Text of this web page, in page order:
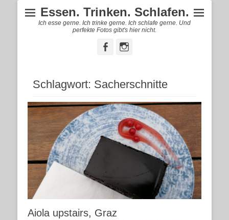
Essen. Trinken. Schlafen.
Ich esse gerne. Ich trinke gerne. Ich schlafe gerne. Und
perfekte Fotos gibt's hier nicht.
FacebookInstagram
Schlagwort: Sacherschnitte
Aiola upstairs, Graz